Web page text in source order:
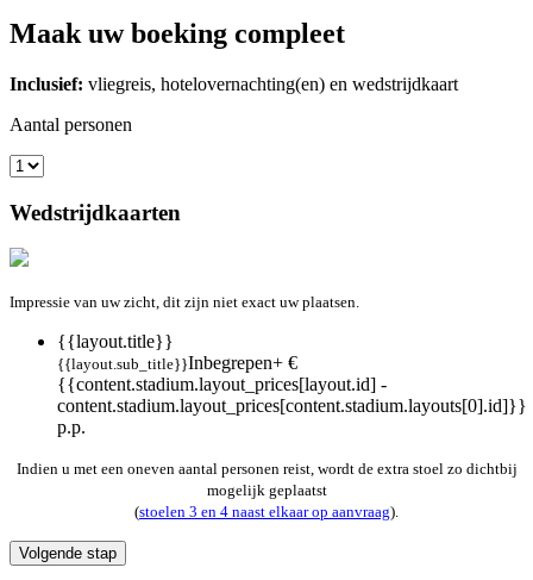
Maak uw boeking compleet
Inclusief: vliegreis, hotelovernachting(en) en wedstrijdkaart
Aantal personen
Wedstrijdkaarten
Impressie van uw zicht, dit zijn niet exact uw plaatsen.
{{layout.title}}
{{layout.sub_title}}Inbegrepen+ €
{{content.stadium.layout_prices[layout.id] -
content.stadium.layout_prices[content.stadium.layouts[0].id]}}
p.p.
Indien u met een oneven aantal personen reist, wordt de extra stoel zo dichtbij
mogelijk geplaatst
(stoelen 3 en 4 naast elkaar op aanvraag).
Volgende stap